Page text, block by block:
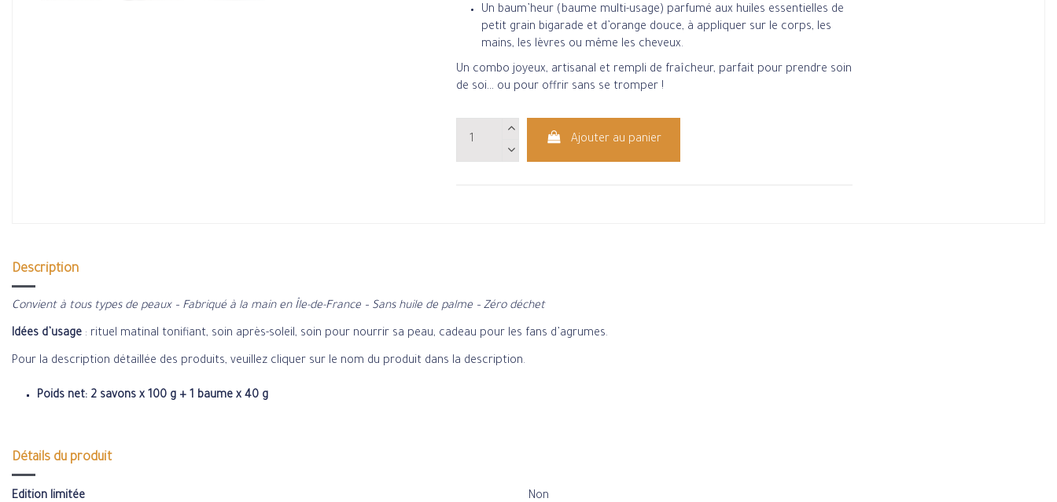
Un baum’heur (baume multi-usage) parfumé aux huiles essentielles de
petit grain bigarade et d’orange douce, à appliquer sur le corps, les
mains, les lèvres ou même les cheveux.
Un combo joyeux, artisanal et rempli de fraîcheur, parfait pour prendre soin
de soi… ou pour offrir sans se tromper !
Ajouter au panier
Description
Convient à tous types de peaux – Fabriqué à la main en Île-de-France – Sans huile de palme – Zéro déchet
Idées d’usage : rituel matinal tonifiant, soin après-soleil, soin pour nourrir sa peau, cadeau pour les fans d’agrumes.
Pour la description détaillée des produits, veuillez cliquer sur le nom du produit dans la description.
Poids net: 2 savons x 100 g + 1 baume x 40 g
Détails du produit
Edition limitée Non